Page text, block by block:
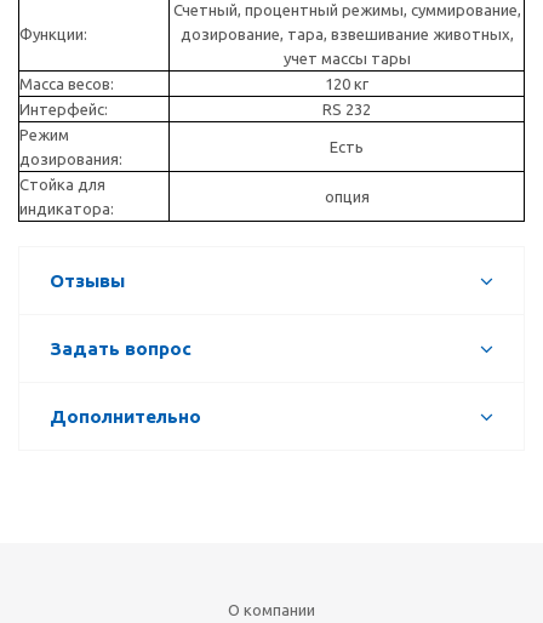
Функции:
Счетный, процентный режимы, суммирование,
дозирование, тара, взвешивание животных,
учет массы тары
Масса весов:
120 кг
Интерфейс:
RS 232
Режим
дозирования:
Есть
Стойка для
индикатора:
опция
Отзывы
Задать вопрос
Дополнительно
О компании